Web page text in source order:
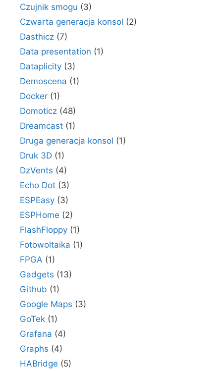
Czujnik smogu (3)
Czwarta generacja konsol (2)
Dasthicz (7)
Data presentation (1)
Dataplicity (3)
Demoscena (1)
Docker (1)
Domoticz (48)
Dreamcast (1)
Druga generacja konsol (1)
Druk 3D (1)
DzVents (4)
Echo Dot (3)
ESPEasy (3)
ESPHome (2)
FlashFloppy (1)
Fotowoltaika (1)
FPGA (1)
Gadgets (13)
Github (1)
Google Maps (3)
GoTek (1)
Grafana (4)
Graphs (4)
HABridge (5)